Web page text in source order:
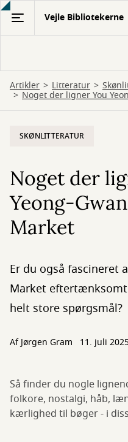
Gå
hovedindhold
Vejle Bibliotekerne
Artikler Litteratur
Noget der ligner You
SKØNLITTERATUR
Noget der
Yeong-
Market
Er du også fascineret
Market
helt store spørgsmål?
AfJørgen Gram 11. juli
Så finder du nogle
folkore, nostalgi, håb,
kærlighed til bøger - i